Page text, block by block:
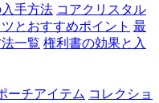
手方法 コアクリスタル
とおすすめポイント 最
一覧 権利書の効果と入
ーチアイテム コレクショ